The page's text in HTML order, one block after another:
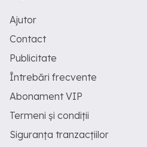
Ajutor
Contact
Publicitate
Întrebări frecvente
Abonament VIP
Termeni și condiții
Siguranța tranzacțiilor